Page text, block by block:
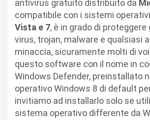
antivirus gratuito distribuito da
compatibile con i sistemi operativi
Vista e 7, è in grado di
virus, trojan, malware e qualsiasi
minaccia, sicuramente molti di
questo software con il nome in
Windows Defender, preinstallato
operativo Windows 8 di default
invitiamo ad installarlo solo se
sistema operativo differente da